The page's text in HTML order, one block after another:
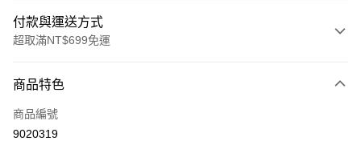
付款與運送方式
超取滿NT$699免運
信用卡一次付款
超商取貨付款
商品特色
商品編號
9020319